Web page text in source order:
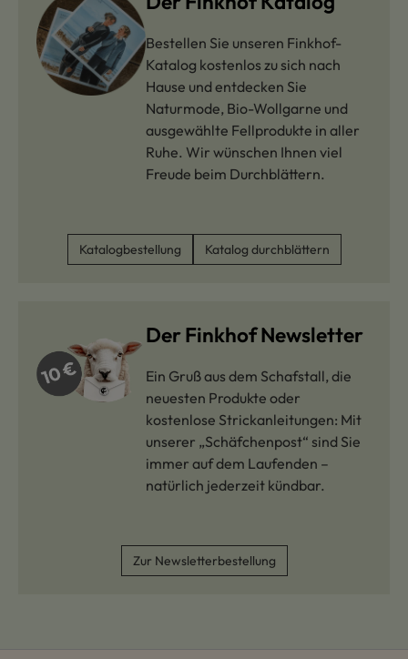
Bestellen Sie unseren Finkhof-
Katalog kostenlos zu sich nach
Hause und entdecken Sie
Naturmode, Bio-Wollgarne und
ausgewählte Fellprodukte in aller
Ruhe. Wir wünschen Ihnen viel
Freude beim Durchblättern.
Katalogbestellung Katalog durchblättern
Der Finkhof Newsletter
Ein Gruß aus dem Schafstall, die
neuesten Produkte oder
kostenlose Strickanleitungen: Mit
unserer „Schäfchenpost“ sind Sie
immer auf dem Laufenden –
natürlich jederzeit kündbar.
Zur Newsletterbestellung